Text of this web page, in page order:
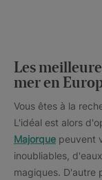
Les
mer en
Vous êtes à la
L'idéal est alors
Majorque peuvent
inoubliables,
magiques. D'autre